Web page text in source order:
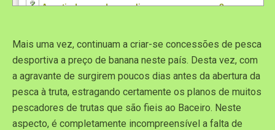
Mais uma vez, continuam a criar-se concessões de pesca
desportiva a preço de banana neste país. Desta vez, com
a agravante de surgirem poucos dias antes da abertura da
pesca à truta, estragando certamente os planos de muitos
pescadores de trutas que são fieis ao Baceiro. Neste
aspecto, é completamente incompreensível a falta de